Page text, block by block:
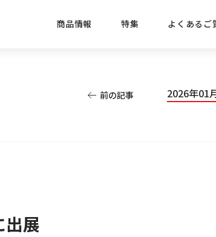
商品情報
新商品
特集 よくあるご
経営方針
IRニュース
前の記事 2026年01
出展